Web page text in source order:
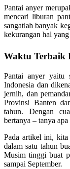
Pantai anyer
mencari liburan
sangatlah banyak
kekurangan hal
Waktu Terbaik
Pantai anyer yaitu
Indonesia dan
jernih, dan
Provinsi Banten
tahun. Dengan
bertanya – tanya
Pada artikel ini, kita
dalam satu tahun
Musim tinggi buat
sampai September.